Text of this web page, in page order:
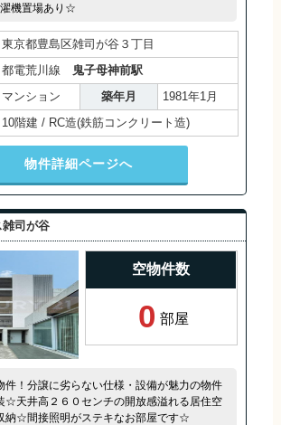
機置場あり☆
東京都豊島区雑司が谷３丁目
都電荒川線
鬼子母神前駅
マンション 築年月
1981年1月
10階建 / RC造(鉄筋コンクリート造)
物件詳細ページへ
雑司が谷
空物件数
0 部屋
件！分譲に劣らない仕様・設備が魅力の物件
☆天井高２６０センチの開放感溢れる居住空
納☆間接照明がステキなお部屋です☆